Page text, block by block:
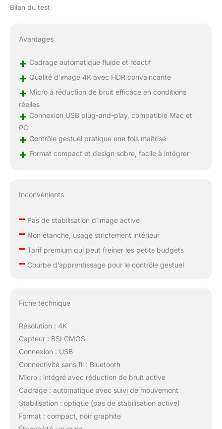
Bilan du test
Avantages
+ Cadrage automatique fluide et réactif
+ Qualité d’image 4K avec HDR convaincante
+ Micro à réduction de bruit efficace en conditions
réelles
+ Connexion USB plug-and-play, compatible Mac et
PC
+ Contrôle gestuel pratique une fois maîtrisé
+ Format compact et design sobre, facile à intégrer
Inconvénients
–Pas de stabilisation d’image active
–Non étanche, usage strictement intérieur
–Tarif premium qui peut freiner les petits budgets
–Courbe d’apprentissage pour le contrôle gestuel
Fiche technique
Résolution : 4K
Capteur : BSI CMOS
Connexion : USB
Connectivité sans fil : Bluetooth
Micro : intégré avec réduction de bruit active
Cadrage : automatique avec suivi de mouvement
Stabilisation : optique (pas de stabilisation active)
Format : compact, noir graphite